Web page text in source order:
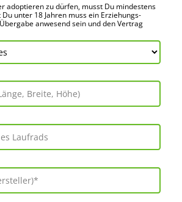
adoptieren zu dürfen, musst Du mindes­tens
Du unter 18 Jahren muss ein Erziehungs­
anwes­end sein und den Vertrag